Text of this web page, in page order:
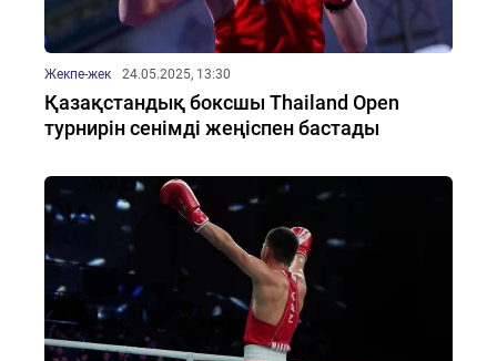
Жекпе-жек 24.05.2025, 13:30
Қазақстандық боксшы Thailand Open
турнирін сенімді жеңіспен бастады